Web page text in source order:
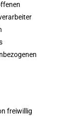
freiwillig